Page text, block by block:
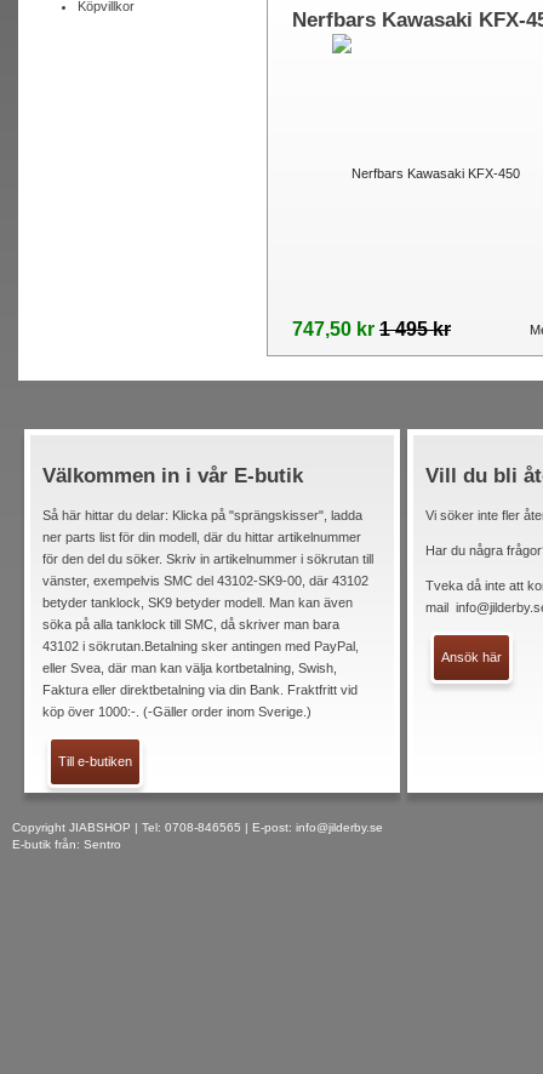
Köpvillkor
Nerfbars Kawasaki KFX-
747,50 kr 1 495 kr
Välkommen in i vår E-butik
Så här hittar du delar: Klicka på "sprängskisser", ladda
ner parts list för din modell, där du hittar artikelnummer
för den del du söker. Skriv in artikelnummer i sökrutan till
vänster, exempelvis SMC del 43102-SK9-00, där 43102
betyder tanklock, SK9 betyder modell. Man kan även
söka på alla tanklock till SMC, då skriver man bara
43102 i sökrutan.Betalning sker antingen med PayPal,
eller Svea, där man kan välja kortbetalning, Swish,
Faktura eller direktbetalning via din Bank. Fraktfritt vid
köp över 1000:-. (-Gäller order inom Sverige.)
Till e-butiken
Vill du bli
Vi söker inte fler
Har du några
Tveka då inte att
mail
Ansök här
Copyright JIABSHOP | Tel: 0708-846565 | E-post: info@jilderby.se
E-butik från: Sentro